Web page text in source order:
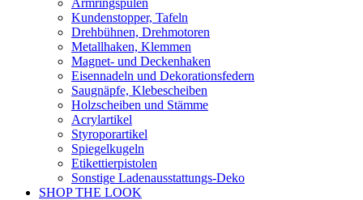
Kundenstopper, Tafeln
Drehbühnen, Drehmotoren
Metallhaken, Klemmen
Magnet- und Deckenhaken
Eisennadeln und Dekorationsfedern
Saugnäpfe, Klebescheiben
Holzscheiben und Stämme
Acrylartikel
Styroporartikel
Spiegelkugeln
Etikettierpistolen
Sonstige Ladenausstattungs-Deko
SHOP THE LOOK